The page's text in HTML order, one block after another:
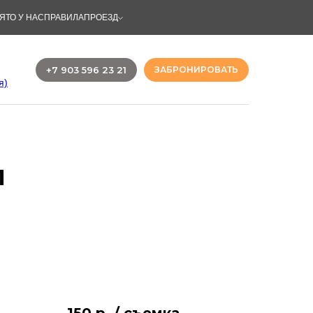
У НАС ПРАВИЛАПРОЕЗД
+7 903 596 23 21 ЗАБРОНИРОВАТЬ